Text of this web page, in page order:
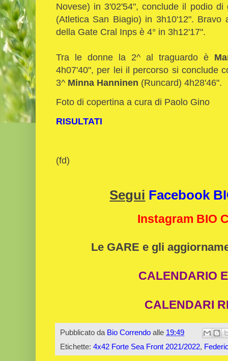
Novese) in 3'02'54", conclude il podio
(Atletica San Biagio) in 3h10'12". Bravo
della Gate Cral Inps è 4° in 3h12'17".
Tra le donne la 2^ al traguardo è
4h07'40", per lei il percorso si conclude
3^ Minna Hanninen (Runcard) 4h28'46".
Foto di copertina a cura di Paolo Gino
RISULTATI
(fd)
Segui Facebook
Instagram BIO
Le GARE e gli
CALENDARIO
CALENDARI
Pubblicato da Bio Correndo alle 19:49
Etichette: 4x42 Forte Sea Front 2021/2022,